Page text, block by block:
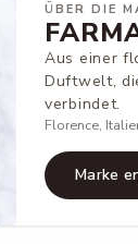
ÜBER DIE
Aus einer
Duftwelt,
verbindet.
Florence,
Marke